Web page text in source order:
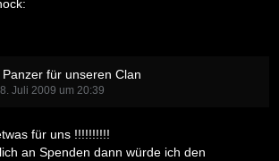
für unseren Clan
8. Juli 2009 um 20:39
für uns !!!!!!!!!!
an Spenden dann würde ich den